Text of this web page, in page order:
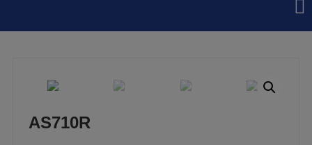
AS710R